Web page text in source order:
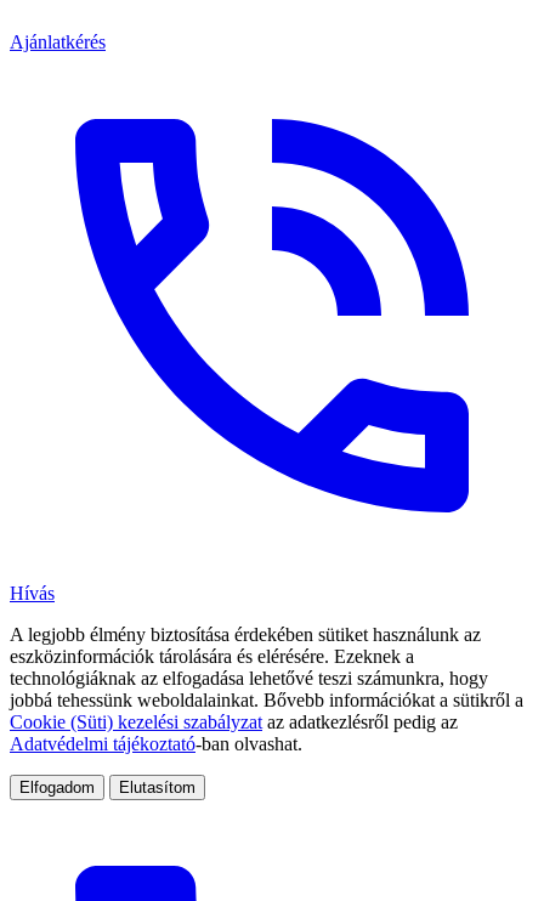
Ajánlatkérés
Hívás
A legjobb élmény biztosítása érdekében sütiket használunk az
eszközinformációk tárolására és elérésére. Ezeknek a
technológiáknak az elfogadása lehetővé teszi számunkra, hogy
jobbá tehessünk weboldalainkat. Bővebb információkat a sütikről a
Cookie (Süti) kezelési szabályzat az adatkezlésről pedig az
Adatvédelmi tájékoztató-ban olvashat.
Elfogadom Elutasítom